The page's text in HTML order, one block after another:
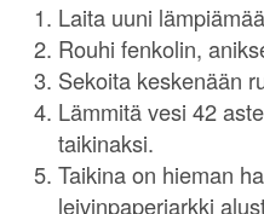
Laita uuni
Rouhi fenkolin,
Sekoita keskenään
Lämmitä vesi 42
taikinaksi.
Taikina on hieman
leivinpaperiarkki